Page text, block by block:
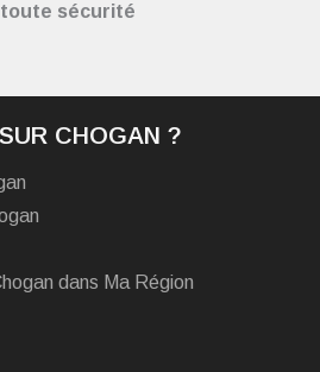
sécurité
CHOGAN ?
dans Ma Région